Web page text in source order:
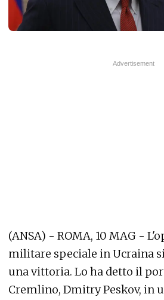
(ANSA) - ROMA, 10 MAG -
militare speciale in Ucraina
una vittoria. Lo ha detto il
Cremlino, Dmitry Peskov, in